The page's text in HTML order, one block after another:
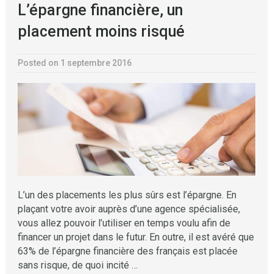
L’épargne financière, un
placement moins risqué
Posted on 1 septembre 2016
L’un des placements les plus sûrs est l’épargne. En
plaçant votre avoir auprès d’une agence spécialisée,
vous allez pouvoir l’utiliser en temps voulu afin de
financer un projet dans le futur. En outre, il est avéré que
63% de l’épargne financière des français est placée
sans risque, de quoi incité …